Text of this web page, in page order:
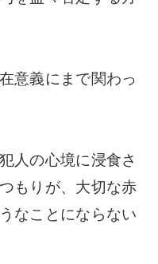
意義にまで関わっ
人の心境に浸食さ
もりが、大切な赤
なことにならない